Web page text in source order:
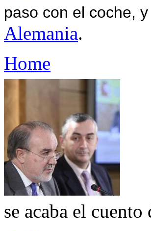
paso con el coche,
Alemania.
Home
se acaba el